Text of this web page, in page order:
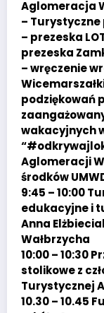
Aglomeracja
– Turystyczne
– prezeska
prezeska
– wręczenie
podziękowań
wakacyjnych
Aglomeracji
środków
9:45 – 10:00
edukacyjne i
Anna
Wałbrzycha
10:00 – 10:30
stolikowe z
Turystycznej
10.30 – 10.45